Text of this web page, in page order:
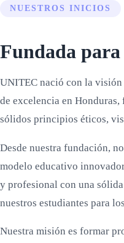
NUESTROS INICIOS
Fundada
UNITEC nació con la
de excelencia en
sólidos principios éticos,
Desde nuestra fundación,
modelo educativo
y profesional con una
nuestros estudiantes para
Nuestra misión es formar